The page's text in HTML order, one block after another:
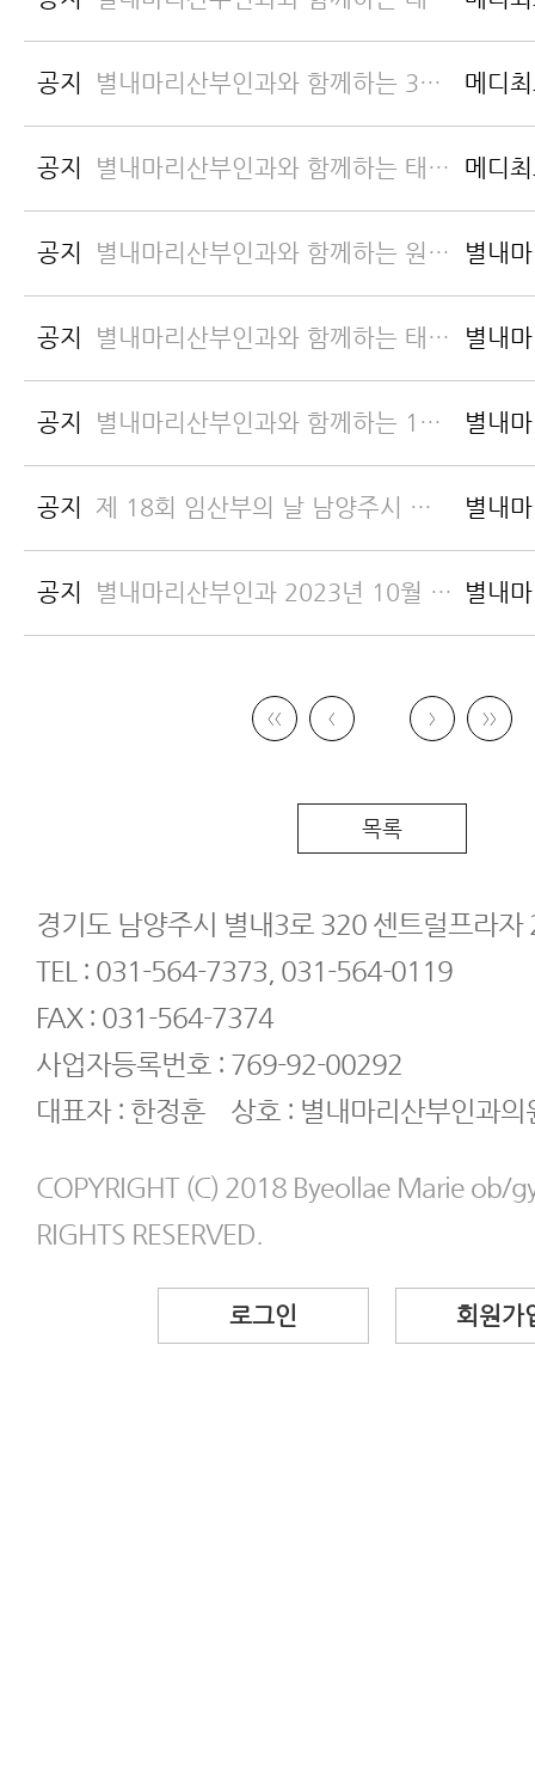
공지 별내마리산부인과와 함께하는 3월 산모교실 메디
공지 별내마리산부인과와 함께하는 태교바느질 2024년 3월 메디
공지 별내마리산부인과와 함께하는 원예태교 2023년 12월 별내
공지 별내마리산부인과와 함께하는 태교바느질 2023년 12월 별내
공지 별내마리산부인과와 함께하는 10월 산모교실 별내
공지 제 18회 임산부의 날 남양주시 출산준비교실 별내
공지 별내마리산부인과 2023년 10월 진료 안내 별내
〈〈 〈 〉 〉〉
목록
경기도 남양주시 별내3로 320 센트럴프라자
TEL : 031-564-7373, 031-564-0119
FAX : 031-564-7374
사업자등록번호 : 769-92-00292
대표자 : 한정훈 상호 : 별내마리산부인과의
COPYRIGHT (C) 2018 Byeollae Marie ob/
RIGHTS RESERVED.
로그인 회원가